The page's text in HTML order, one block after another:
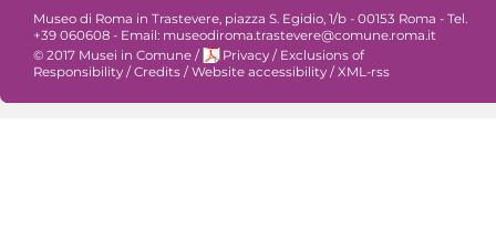
Museo di Roma in Trastevere, piazza S. Egidio, 1/b - 00153 Roma - Tel.
+39 060608 - Email: museodiroma.trastevere@comune.roma.it
© 2017 Musei in Comune / Privacy / Exclusions of
Responsibility /Credits /Website accessibility /XML-rss